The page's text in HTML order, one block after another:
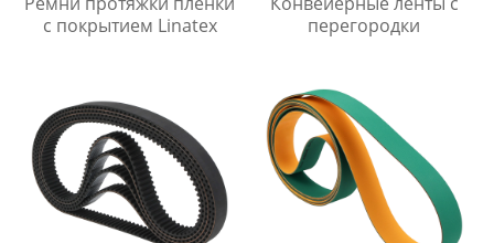
с покрытием Linatex
перегородки